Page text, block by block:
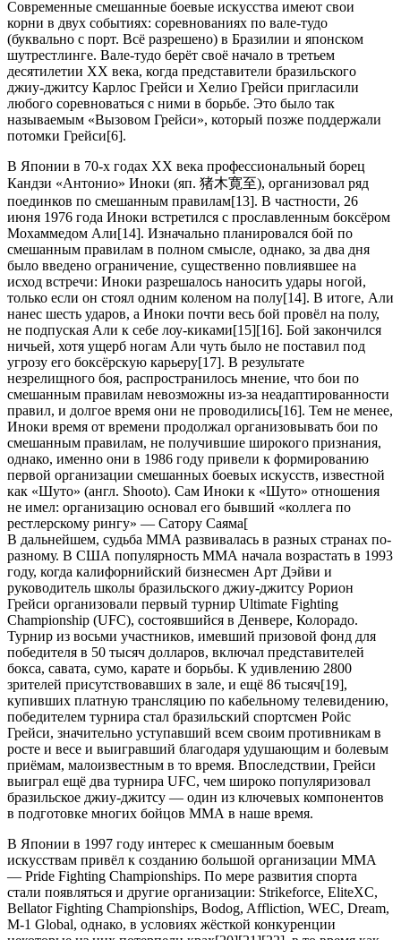
Современные смешанные боевые искусства имеют свои
корни в двух событиях: соревнованиях по вале-тудо
(буквально с порт. Всё разрешено) в Бразилии и японском
шутрестлинге. Вале-тудо берёт своё начало в третьем
десятилетии XX века, когда представители бразильского
джиу-джитсу Карлос Грейси и Хелио Грейси пригласили
любого соревноваться с ними в борьбе. Это было так
называемым «Вызовом Грейси», который позже поддержали
потомки Грейси[6].
В Японии в 70-х годах XX века профессиональный борец
Кандзи «Антонио» Иноки (яп. 猪木寛至), организовал ряд
поединков по смешанным правилам[13]. В частности, 26
июня 1976 года Иноки встретился с прославленным боксёром
Мохаммедом Али[14]. Изначально планировался бой по
смешанным правилам в полном смысле, однако, за два дня
было введено ограничение, существенно повлиявшее на
исход встречи: Иноки разрешалось наносить удары ногой,
только если он стоял одним коленом на полу[14]. В итоге, Али
нанес шесть ударов, а Иноки почти весь бой провёл на полу,
не подпуская Али к себе лоу-киками[15][16]. Бой закончился
ничьей, хотя ущерб ногам Али чуть было не поставил под
угрозу его боксёрскую карьеру[17]. В результате
незрелищного боя, распространилось мнение, что бои по
смешанным правилам невозможны из-за неадаптированности
правил, и долгое время они не проводились[16]. Тем не менее,
Иноки время от времени продолжал организовывать бои по
смешанным правилам, не получившие широкого признания,
однако, именно они в 1986 году привели к формированию
первой организации смешанных боевых искусств, известной
как «Шуто» (англ. Shooto). Сам Иноки к «Шуто» отношения
не имел: организацию основал его бывший «коллега по
рестлерскому рингу» — Сатору Саяма[
В дальнейшем, судьба ММА развивалась в разных странах по-
разному. В США популярность ММА начала возрастать в 1993
году, когда калифорнийский бизнесмен Арт Дэйви и
руководитель школы бразильского джиу-джитсу Рорион
Грейси организовали первый турнир Ultimate Fighting
Championship (UFC), состоявшийся в Денвере, Колорадо.
Турнир из восьми участников, имевший призовой фонд для
победителя в 50 тысяч долларов, включал представителей
бокса, савата, сумо, карате и борьбы. К удивлению 2800
зрителей присутствовавших в зале, и ещё 86 тысяч[19],
купивших платную трансляцию по кабельному телевидению,
победителем турнира стал бразильский спортсмен Ройс
Грейси, значительно уступавший всем своим противникам в
росте и весе и выигравший благодаря удушающим и болевым
приёмам, малоизвестным в то время. Впоследствии, Грейси
выиграл ещё два турнира UFC, чем широко популяризовал
бразильское джиу-джитсу — один из ключевых компонентов
в подготовке многих бойцов ММА в наше время.
В Японии в 1997 году интерес к смешанным боевым
искусствам привёл к созданию большой организации ММА
— Pride Fighting Championships. По мере развития спорта
стали появляться и другие организации: Strikeforce, EliteXC,
Bellator Fighting Championships, Bodog, Affliction, WEC, Dream,
M-1 Global, однако, в условиях жёсткой конкуренции